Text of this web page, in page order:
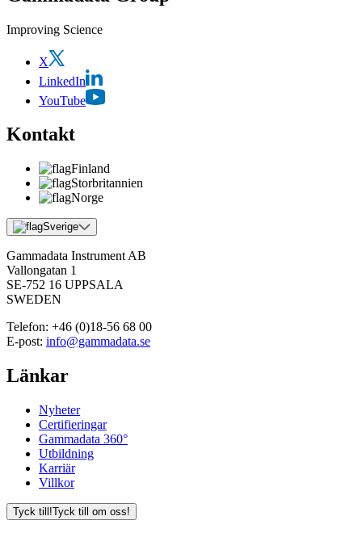
Improving Science
X
LinkedIn
YouTube
Kontakt
Finland
Storbritannien
Norge
Sverige
Gammadata Instrument AB
Vallongatan 1
SE-752 16 UPPSALA
SWEDEN
Telefon: +46 (0)18-56 68 00
E-post: info@gammadata.se
Länkar
Nyheter
Certifieringar
Gammadata 360°
Utbildning
Karriär
Villkor
Tyck till!Tyck till om oss!